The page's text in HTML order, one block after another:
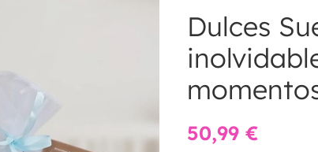
Dulces
50,99 €